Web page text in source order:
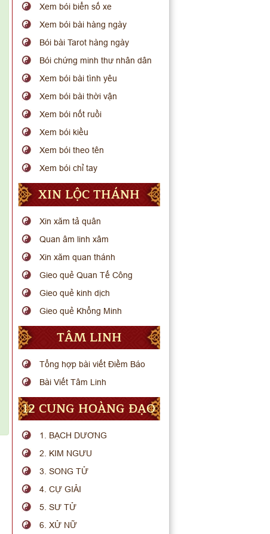
Xem bói biển số xe
Xem bói bài hàng ngày
Bói bài Tarot hàng ngày
Bói chứng minh thư nhân dân
Xem bói bài tình yêu
Xem bói bài thời vận
Xem bói nốt ruồi
Xem bói kiều
Xem bói theo tên
Xem bói chỉ tay
XIN LỘC THÁNH
Xin xăm tả quân
Quan âm linh xâm
Xin xăm quan thánh
Gieo quẻ Quan Tế Công
Gieo quẻ kinh dịch
Gieo quẻ Khổng Minh
TÂM LINH
Tổng hợp bài viết Điềm Báo
Bài Viết Tâm Linh
12 CUNG HOÀNG ĐẠO
1. BẠCH DƯƠNG
2. KIM NGƯU
3. SONG TỬ
4. CỰ GIẢI
5. SƯ TỬ
6. XỬ NỮ